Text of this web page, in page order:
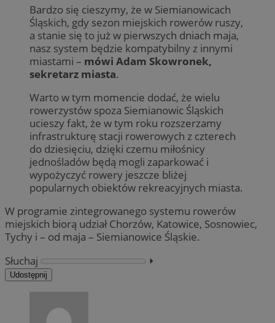
Bardzo się cieszymy, że w Siemianowicach
Śląskich, gdy sezon miejskich rowerów ruszy,
a stanie się to już w pierwszych dniach maja,
nasz system będzie kompatybilny z innymi
miastami – mówi Adam Skowronek,
sekretarz miasta.
Warto w tym momencie dodać, że wielu
rowerzystów spoza Siemianowic Śląskich
ucieszy fakt, że w tym roku rozszerzamy
infrastrukturę stacji rowerowych z czterech
do dziesięciu, dzięki czemu miłośnicy
jednośladów będą mogli zaparkować i
wypożyczyć rowery jeszcze bliżej
popularnych obiektów rekreacyjnych miasta.
W programie zintegrowanego systemu rowerów
miejskich biorą udział Chorzów, Katowice, Sosnowiec,
Tychy i – od maja – Siemianowice Śląskie.
Słuchaj
⏵︎
Udostępnij